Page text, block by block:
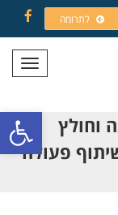
פתח
לתרומה
תפריט
וחולץ
פעולה